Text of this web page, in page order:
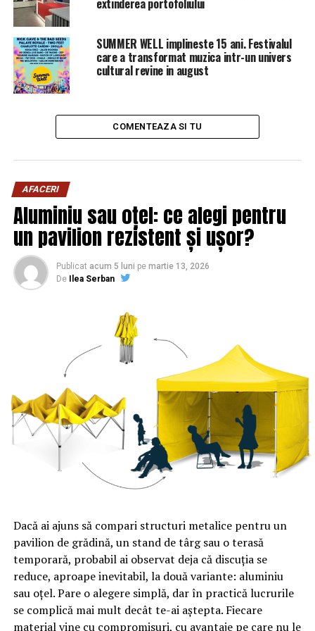
NU RATATI
Probleme pentru o companie gigant, prezentă și în
România. Zeci de mii de oameni sunt afectați | Sibiul de
AZI
extinderea portofoliului
SUMMER WELL implineste 15 ani. Festivalul
care a transformat muzica intr-un univers
cultural revine in august
COMENTEAZA SI TU
AFACERI
Aluminiu sau oțel: ce alegi pentru
un pavilion rezistent și ușor?
Publicat acum 5 luni pe martie 13, 2026
De
Ilea Serban
Dacă ai ajuns să compari structuri metalice pentru un
pavilion de grădină, un stand de târg sau o terasă
temporară, probabil ai observat deja că discuția se
reduce, aproape inevitabil, la două variante: aluminiu
sau oțel. Pare o alegere simplă, dar în practică lucrurile
se complică mai mult decât te-ai aștepta. Fiecare
material vine cu compromisuri, cu avantaje pe care nu le